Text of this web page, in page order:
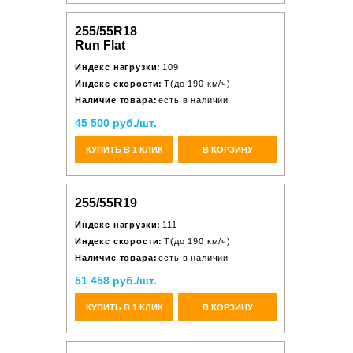
255/55R18
Run Flat
Индекс нагрузки: 109
Индекс скорости: T(до 190 км/ч)
Наличие товара: есть в наличии
45 500 руб./шт.
КУПИТЬ В 1 КЛИК В КОРЗИНУ
255/55R19
Индекс нагрузки: 111
Индекс скорости: T(до 190 км/ч)
Наличие товара: есть в наличии
51 458 руб./шт.
КУПИТЬ В 1 КЛИК В КОРЗИНУ